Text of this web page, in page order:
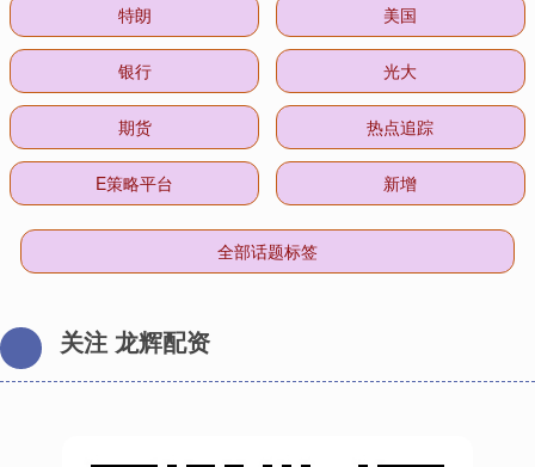
特朗 美国
银行 光大
期货 热点追踪
E策略平台 新增
全部话题标签
关注 龙辉配资